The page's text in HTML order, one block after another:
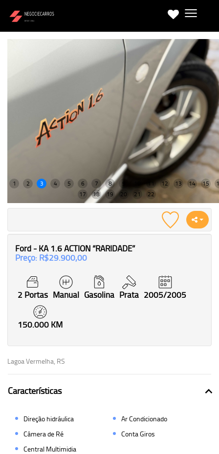
Ford - KA 1.6 ACTION “RARIDADE”
Preço: R$29.900,00
2 Portas Manual Gasolina Prata 2005/2005
150.000 KM
Lagoa Vermelha, RS
Características
Direção hidráulica
Ar Condicionado
Câmera de Ré
Conta Giros
Central Multimidia